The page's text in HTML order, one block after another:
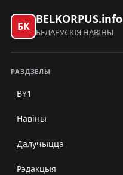
БК
BELKORPUS.info
БЕЛАРУСКІЯ НАВІНЫ
РАЗДЗЕЛЫ
BY1
Навіны
Далучыцца
Рэдакцыя